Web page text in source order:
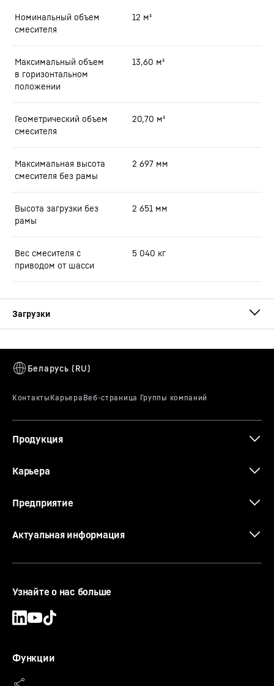
Номинальный объем
смесителя
12 м³
Максимальный объем
в горизонтальном
положении
13,60 м³
Геометрический объем
смесителя
20,70 м³
Максимальная высота
смесителя без рамы
2 697 мм
Высота загрузки без
рамы
2 651 мм
Вес смесителя с
приводом от шасси
5 040 кг
Продукция
Карьера
Предприятие
Актуальная информация
Узнайте о нас больше
Функции